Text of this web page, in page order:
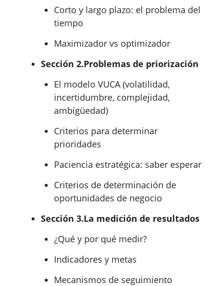
Corto y largo plazo: el problema del
tiempo
Maximizador vs optimizador
Sección 2.Problemas de priorización
El modelo VUCA (volatilidad,
incertidumbre, complejidad,
ambigüedad)
Criterios para determinar
prioridades
Paciencia estratégica: saber esperar
Criterios de determinación de
oportunidades de negocio
Sección 3.La medición de resultados
¿Qué y por qué medir?
Indicadores y metas
Mecanismos de seguimiento